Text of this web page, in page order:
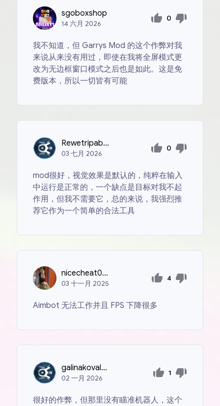
sgoboxshop
14六月 2026
0
我不知道，但 Garrys Mod 的这个作弊对我
来说从来没有用过，即使在我将全屏模式更
改为无边框窗口模式之后也是如此。这是免
费版本，所以一切皆有可能
Rewetripabuzer
03七月 2026
0
mod很好，视觉效果是默认的，纯粹在输入
中运行是正常的，一个缺点是目标对我不起
作用，但我不需要它，总的来说，我强烈推
荐它作为一个简单的合法工具
nicecheat0367
03十一月 2025
4
Aimbot 无法工作并且 FPS 下降很多
galinakovalenkova1983
02一月 2026
1
很好的作弊，但那里没有瞄准机器人，这个